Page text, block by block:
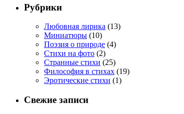
Рубрики
Любовная лирика (13)
Миниатюры (10)
Поэзия о природе (4)
Стихи на фото (2)
Странные стихи (25)
Философия в стихах (19)
Эротические стихи (1)
Свежие записи